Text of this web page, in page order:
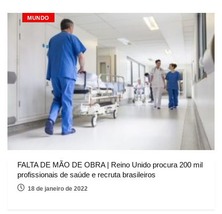
MUNDO
FALTA DE MÃO DE OBRA | Reino Unido procura 200 mil
profissionais de saúde e recruta brasileiros
18 de janeiro de 2022